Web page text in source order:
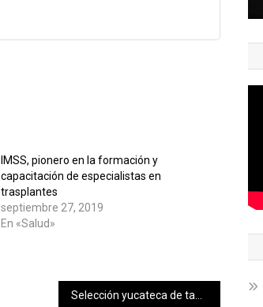
IMSS, pionero en la formación y
capacitación de especialistas en
trasplantes
septiembre 27, 2019
En «Salud»